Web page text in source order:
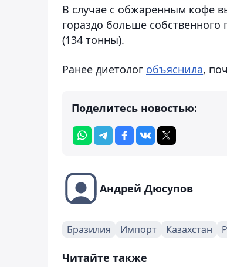
В случае с обжаренным кофе
гораздо больше собственного
(134 тонны).
Ранее диетолог объяснила,
Поделитесь новостью:
Андрей Дюсупов
Бразилия Импорт Казахстан
Читайте также